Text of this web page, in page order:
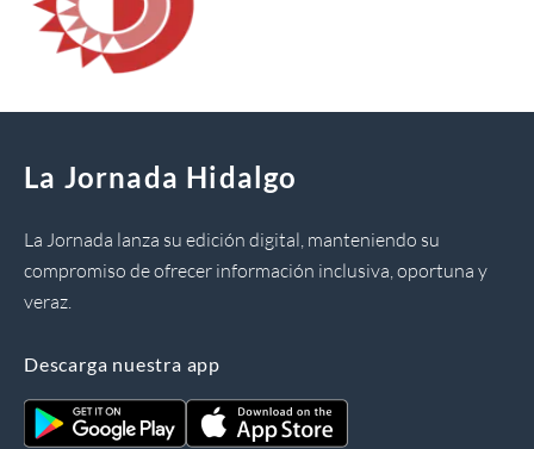
La Jornada Hidalgo
La Jornada lanza su edición digital, manteniendo su
compromiso de ofrecer información inclusiva, oportuna y
veraz.
Descarga nuestra app